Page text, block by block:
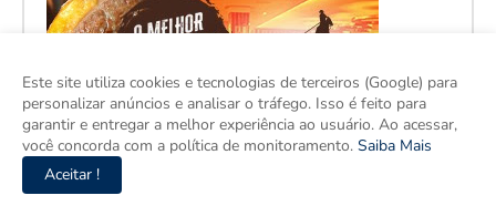
Este site utiliza cookies e tecnologias de terceiros (Google) para
personalizar anúncios e analisar o tráfego. Isso é feito para
garantir e entregar a melhor experiência ao usuário. Ao acessar,
você concorda com a política de monitoramento. Saiba Mais
Aceitar !